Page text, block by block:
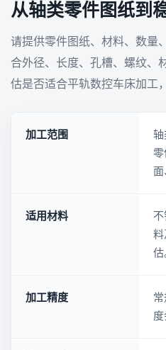
从轴类零件图纸到
请提供零件图纸、材料、数量
合外径、长度、孔槽、螺纹、
估是否适合平轨数控车床加工
加工范围
轴
零
面
适用材料
料
估
加工精度
度